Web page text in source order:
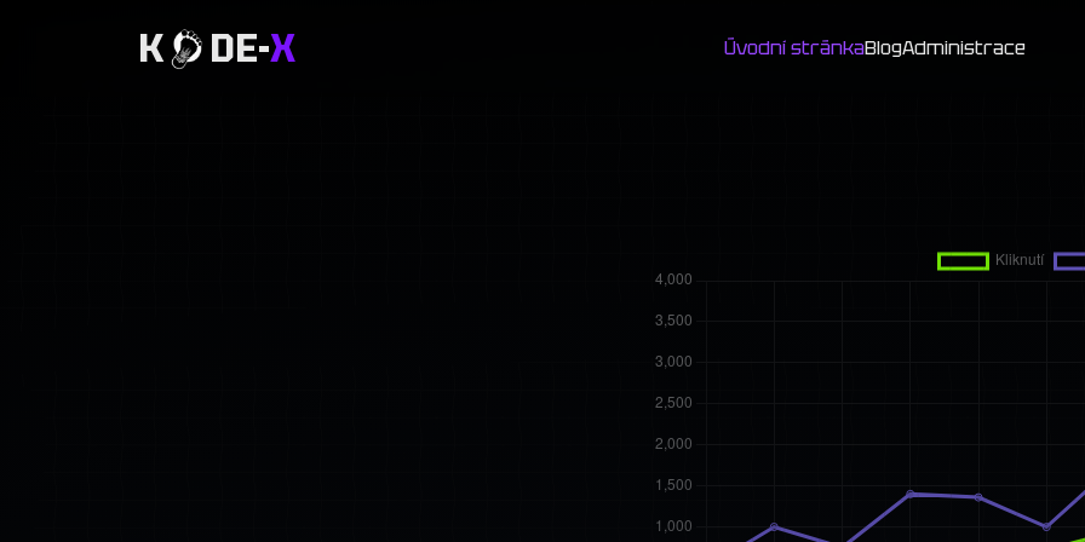
K DE-X Úvodní stránkaBlogAdministrace